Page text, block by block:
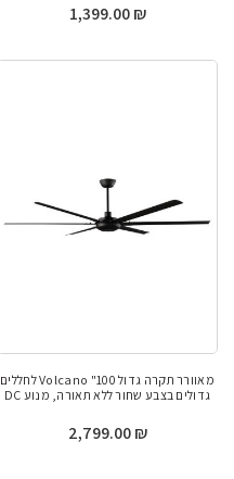
1,399.00₪
מאוורר תקרה גדול 100" Volcano לחללים
גדולים בצבע שחור ללא תאורה, מנוע DC
2,799.00₪